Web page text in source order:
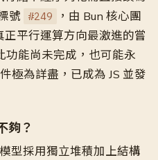
號
#249
，由 Bun 核心團
正平行運算方向最激進的嘗
功能尚未完成，也可能永
極為詳盡，已成為 JS 並發
夠？
模型採用獨立堆積加上結構